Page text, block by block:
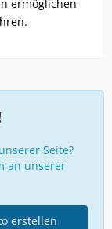
ermöglichen
Seite?
an unserer
erstellen